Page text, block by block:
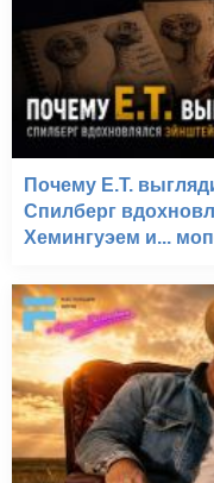
Почему E.T.
Спилберг
Хемингуэем и...